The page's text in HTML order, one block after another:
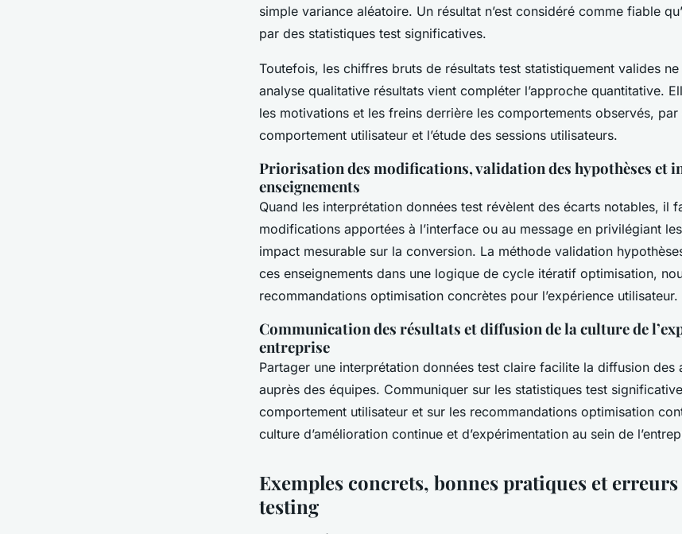
simple variance aléatoire. Un résultat n’est considéré comme fiable
par des statistiques test significatives.
Toutefois, les chiffres bruts de résultats test statistiquement valides
analyse qualitative résultats vient compléter l’approche quantitative.
les motivations et les freins derrière les comportements observés, par
comportement utilisateur et l’étude des sessions utilisateurs.
Priorisation des modifications, validation des hypothèses et
enseignements
Quand les interprétation données test révèlent des écarts notables, il
modifications apportées à l’interface ou au message en privilégiant
impact mesurable sur la conversion. La méthode validation
ces enseignements dans une logique de cycle itératif optimisation,
recommandations optimisation concrètes pour l’expérience utilisateur.
Communication des résultats et diffusion de la culture de
entreprise
Partager une interprétation données test claire facilite la diffusion des
auprès des équipes. Communiquer sur les statistiques test
comportement utilisateur et sur les recommandations optimisation
culture d’amélioration continue et d’expérimentation au sein de
Exemples concrets, bonnes pratiques et
testing